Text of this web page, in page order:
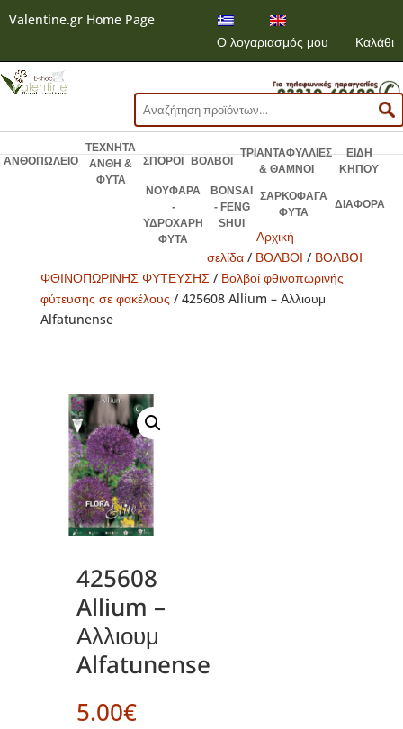
Valentine.gr Home Page
Ο λογαριασμός μου
Καλάθι
Αναζήτηση
για:
ΑΝΘΟΠΩΛΕΙΟ
ΤΕΧΝΗΤΑ
ΑΝΘΗ &
ΦΥΤΑ
ΣΠΟΡΟΙ ΒΟΛΒΟΙ
ΤΡΙΑΝΤΑΦΥΛΛΙΕΣ
& ΘΑΜΝΟΙ
ΕΙΔΗ
ΚΗΠΟΥ
ΝΟΥΦΑΡΑ
-
ΥΔΡΟΧΑΡΗ
ΦΥΤΑ
BONSAI
- FENG
SHUI
ΣΑΡΚΟΦΑΓΑ
ΦΥΤΑ
ΔΙΑΦΟΡΑ
Αρχική
σελίδα / ΒΟΛΒΟΙ / ΒΟΛΒOI
ΦΘΙΝΟΠΩΡΙΝΗΣ ΦΥΤΕΥΣΗΣ/ Βολβοί φθινοπωρινής
φύτευσης σε φακέλους / 425608 Allium – Αλλιουμ
Alfatunense
425608
Allium –
Αλλιουμ
Alfatunense
5.00€